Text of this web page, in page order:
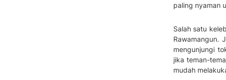
paling nyaman
Salah satu
Rawamangun.
mengunjungi
jika teman-
mudah